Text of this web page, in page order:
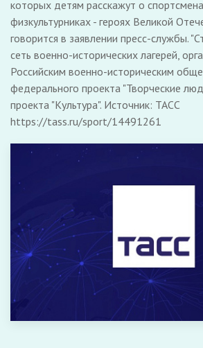
которых детям расскажут о
физкультурниках - героях Великой
говорится в заявлении пресс-службы.
сеть военно-исторических лагерей,
Российским военно-историческим
федерального проекта "Творческие
проекта "Культура". Источник: ТАСС
https://tass.ru/sport/14491261